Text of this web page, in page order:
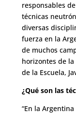
responsables
técnicas
diversas
fuerza en la
de muchos
horizontes de
de la Escuela,
¿Qué son las
“En la